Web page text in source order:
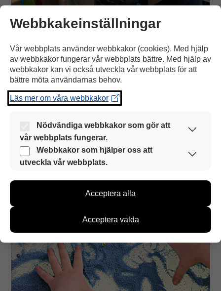
INFORMATION
Synsinnet
grundpelarna i den tidiga utvecklingen. Ögonkontakt
Sinnenas
Webbkakeinställningar
Vår webbplats använder webbkakor (cookies). Med hjälp
av webbkakor fungerar vår webbplats bättre. Med hjälp av
webbkakor kan vi också utveckla vår webbplats för att
bättre möta användarnas behov.
Läs mer om våra webbkakor
Nödvändiga webbkakor som gör att
vår webbplats fungerar.
Dessa webbkakor är alltid aktiverade så att vår
webbplats kan användas smidigt och säkert.
Webbkakor som hjälper oss att
utveckla vår webbplats.
hjälp av informationen kan vi utveckla vår
Information samlas in till exempel om antalet
besökare och om vilka sidor som används samt hur
personuppgifter som namn och informationen kan
inte kopplas till enskilda användare.
Du kan välja om du accepterar användningen av
dessa webbkakor.
Acceptera alla
Acceptera valda